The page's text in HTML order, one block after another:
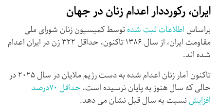
ایران، رکورددار اعدام زنان در جهان
براساس اطلاعات ثبت شدهتوسط کمیسیون زنان شورای ملی
مقاومت ایران، از سال ۱۳۸۶ تاکنون، حداقل ۳۲۲ زن در ایران اعدام
شده اند.
تاکنون آمار زنان اعدام شده به دست رژیم ملایان در سال ۲۰۲۵ در
حالی که سال هنوز به پایان نرسیده است،
حداقل ۷۰درصد
افزایش نسبت به سال قبل نشان می دهد.